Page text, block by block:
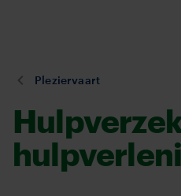
gaan
U
Pleziervaart